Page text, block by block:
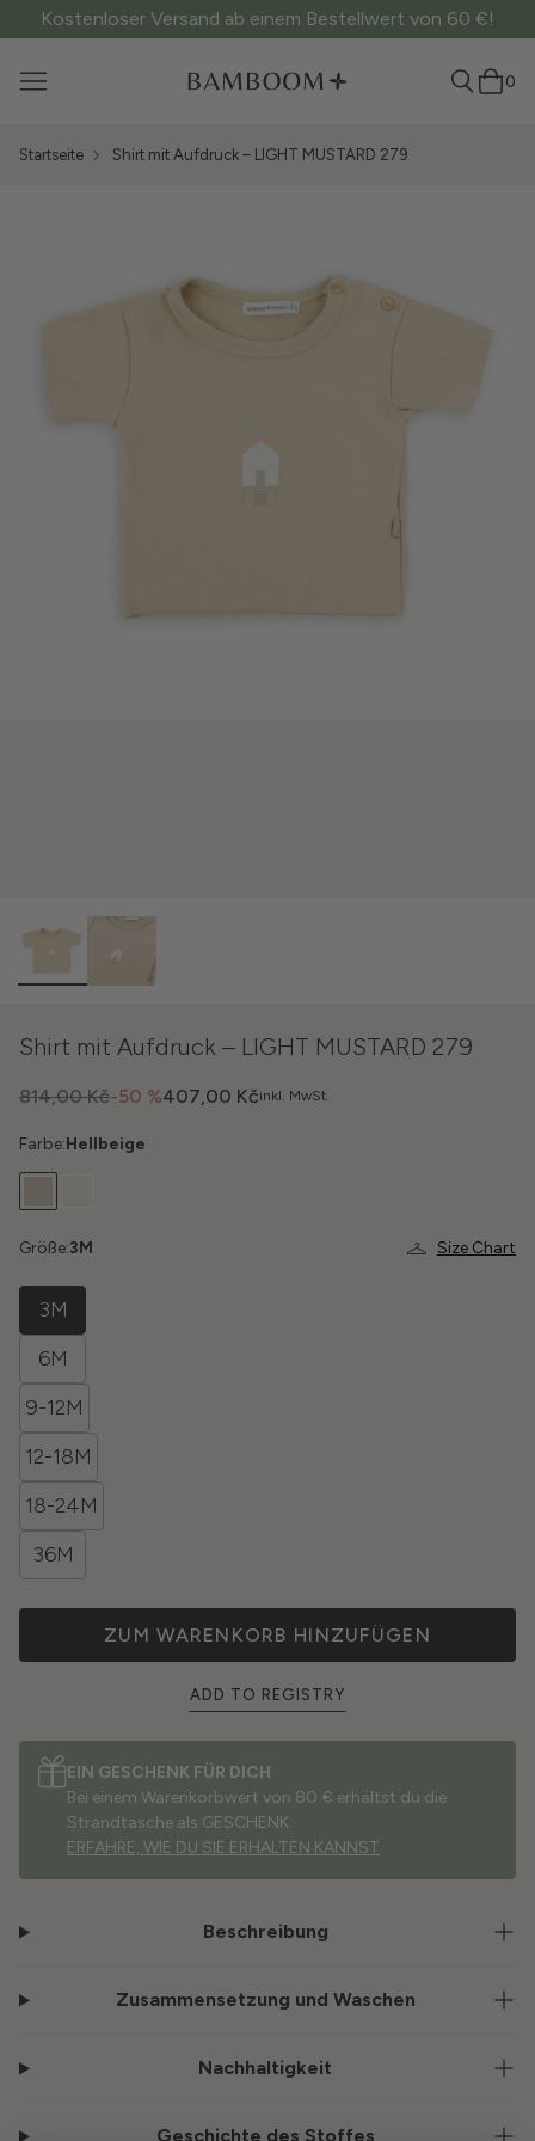
Kostenloser Versand ab einem Bestellwert von 60 €!
0
Startseite Shirt mit Aufdruck – LIGHT MUSTARD 279
Shirt mit Aufdruck – LIGHT MUSTARD 279
inkl. MwSt.
-50 %
814,00 Kč 407,00 Kč
Farbe:Hellbeige
Size Chart
Größe:3M
3M
6M
9-12M
12-18M
18-24M
36M
ZUM WARENKORB HINZUFÜGEN
ADD TO REGISTRY
EIN GESCHENK FÜR DICH
Bei einem Warenkorbwert von 80 € erhältst du die
Strandtasche als GESCHENK.
ERFAHRE, WIE DU SIE ERHALTEN KANNST
Beschreibung
Zusammensetzung und Waschen
Nachhaltigkeit
Geschichte des Stoffes